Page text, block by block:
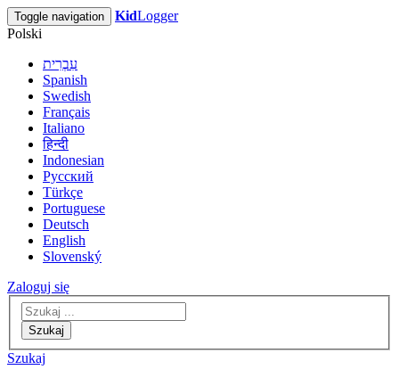
Toggle navigation KidLogger
Polski
עִבְרִית
Spanish
Swedish
Français
Italiano
हिन्दी
Indonesian
Русский
Türkçe
Portuguese
Deutsch
English
Slovenský
Zaloguj się
Szukaj
Szukaj